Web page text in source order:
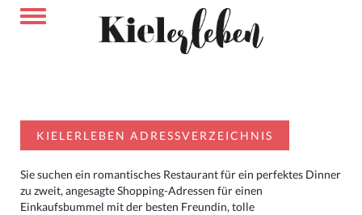
KIELERLEBEN ADRESSVERZEICHNIS
Sie suchen ein romantisches Restaurant für ein perfektes Dinner
zu zweit, angesagte Shopping-Adressen für einen
Einkaufsbummel mit der besten Freundin, tolle